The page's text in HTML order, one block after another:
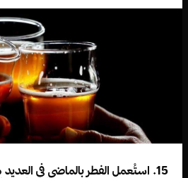
15. استُعمل الفطر بالماضي في